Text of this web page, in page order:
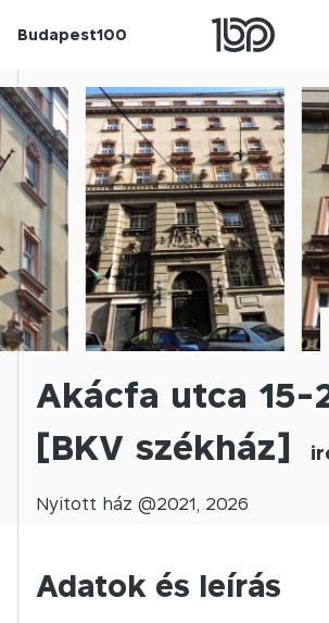
Budapest100
Akácfa utca 15-
[BKV székház]
Nyitott ház @2021, 2026
Adatok és leírás